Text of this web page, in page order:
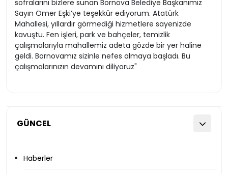
GÜNCEL
Haberler
sofralarını bizlere sunan Bornova Belediye Başkanımız
Sayın Ömer Eşki’ye teşekkür ediyorum. Atatürk
Mahallesi, yıllardır görmediği hizmetlere sayenizde
kavuştu. Fen işleri, park ve bahçeler, temizlik
çalışmalarıyla mahallemiz adeta gözde bir yer haline
geldi. Bornovamız sizinle nefes almaya başladı. Bu
çalışmalarınızın devamını diliyoruz"